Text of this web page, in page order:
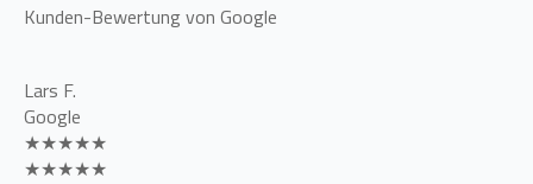
Kunden-Bewertung von Google
Lars F.
Google
★★★★★
★★★★★